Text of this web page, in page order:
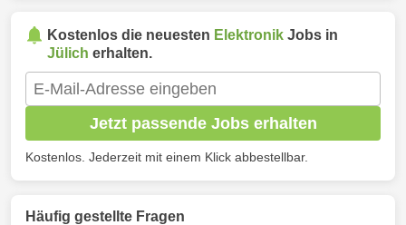
Kostenlos die neuesten Elektronik Jobs in
Jülich erhalten.
Jetzt passende Jobs erhalten
Kostenlos. Jederzeit mit einem Klick abbestellbar.
Häufig gestellte Fragen